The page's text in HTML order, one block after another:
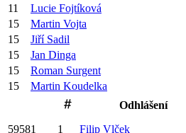
11
Lucie Fojtíková
15
Martin Vojta
15
Jiří Sadil
15
Jan Dinga
15
Roman Surgent
15
Martin Koudelka
Odhlášení
59581
1 Filip Vlček